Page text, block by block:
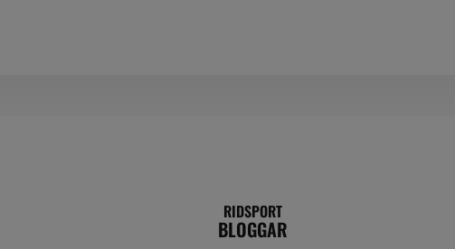
RIDSPORT
BLOGGAR